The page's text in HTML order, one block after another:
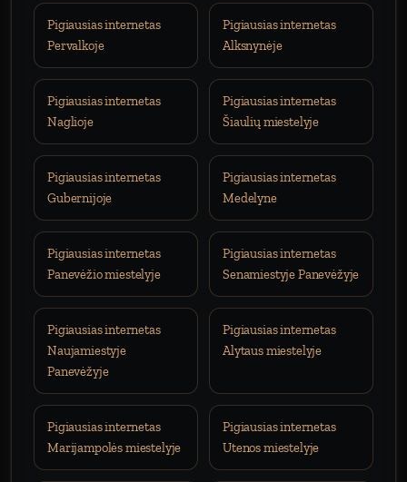
Pigiausias internetas
Pervalkoje
Pigiausias internetas
Alksnynėje
Pigiausias internetas
Naglioje
Pigiausias internetas
Šiaulių miestelyje
Pigiausias internetas
Gubernijoje
Pigiausias internetas
Medelyne
Pigiausias internetas
Panevėžio miestelyje
Pigiausias internetas
Senamiestyje Panevėžyje
Pigiausias internetas
Naujamiestyje
Panevėžyje
Pigiausias internetas
Alytaus miestelyje
Pigiausias internetas
Marijampolės miestelyje
Pigiausias internetas
Utenos miestelyje